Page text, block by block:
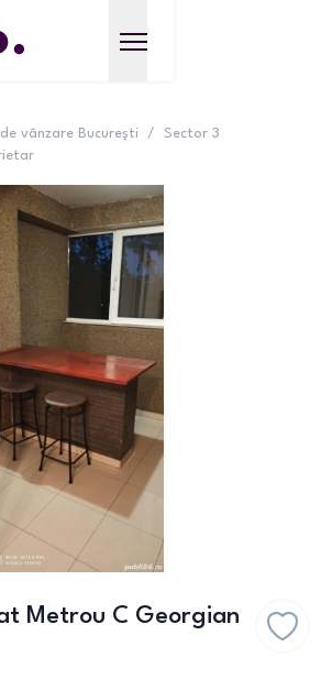
vânzare București /
Sector 3
Metrou C Georgian